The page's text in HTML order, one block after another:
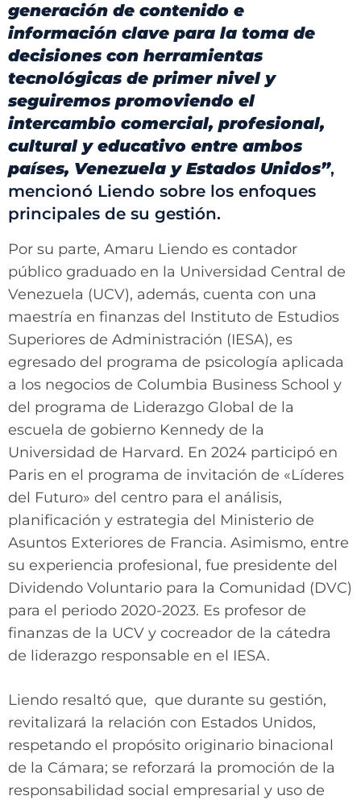
generación de contenido e
información clave para la toma de
decisiones con herramientas
tecnológicas de primer nivel y
seguiremos promoviendo el
intercambio comercial, profesional,
cultural y educativo entre ambos
países, Venezuela y Estados Unidos”,
mencionó Liendo sobre los enfoques
principales de su gestión.
Por su parte, Amaru Liendo es contador
público graduado en la Universidad Central de
Venezuela (UCV), además, cuenta con una
maestría en finanzas del Instituto de Estudios
Superiores de Administración (IESA), es
egresado del programa de psicología aplicada
a los negocios de Columbia Business School y
del programa de Liderazgo Global de la
escuela de gobierno Kennedy de la
Universidad de Harvard. En 2024 participó en
Paris en el programa de invitación de «Líderes
del Futuro» del centro para el análisis,
planificación y estrategia del Ministerio de
Asuntos Exteriores de Francia. Asimismo, entre
su experiencia profesional, fue presidente del
Dividendo Voluntario para la Comunidad (DVC)
para el periodo 2020-2023. Es profesor de
finanzas de la UCV y cocreador de la cátedra
de liderazgo responsable en el IESA.
Liendo resaltó que, que durante su gestión,
revitalizará la relación con Estados Unidos,
respetando el propósito originario binacional
de la Cámara; se reforzará la promoción de la
responsabilidad social empresarial y uso de